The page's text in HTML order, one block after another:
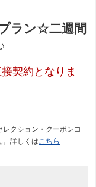
ラン☆二週間
契約となりま
クション・クーポンコ
。詳しくはこちら